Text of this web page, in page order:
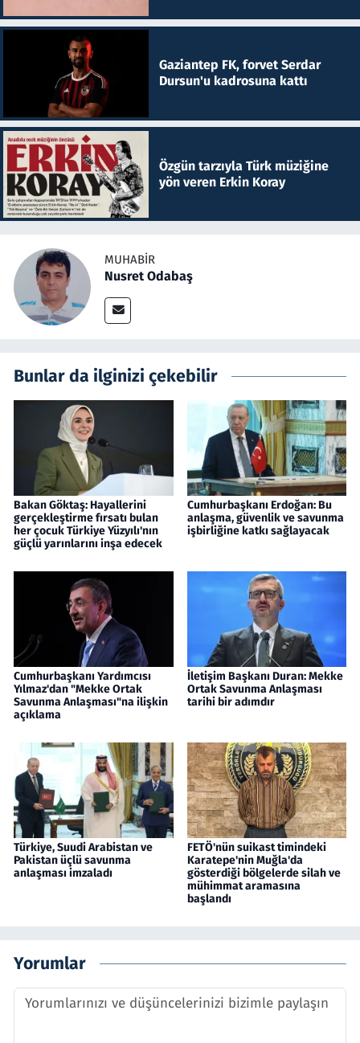
Gaziantep FK, forvet Serdar
Dursun'u kadrosuna kattı
Özgün tarzıyla Türk müziğine
yön veren Erkin Koray
MUHABIR
Nusret Odabaş
Bunlar da ilginizi çekebilir
Bakan Göktaş: Hayallerini
gerçekleştirme fırsatı bulan
her çocuk Türkiye Yüzyılı'nın
güçlü yarınlarını inşa edecek
Cumhurbaşkanı Erdoğan: Bu
anlaşma, güvenlik ve savunma
işbirliğine katkı sağlayacak
Cumhurbaşkanı Yardımcısı
Yılmaz'dan "Mekke Ortak
Savunma Anlaşması"na ilişkin
açıklama
İletişim Başkanı Duran: Mekke
Ortak Savunma Anlaşması
tarihi bir adımdır
Türkiye, Suudi Arabistan ve
Pakistan üçlü savunma
anlaşması imzaladı
FETÖ'nün suikast timindeki
Karatepe'nin Muğla'da
gösterdiği bölgelerde silah ve
mühimmat aramasına
başlandı
Yorumlar